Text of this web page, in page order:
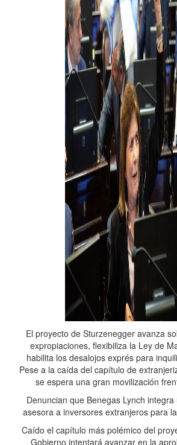
El proyecto de Sturzenegger avanza
expropiaciones, flexibiliza la Ley de
habilita los desalojos exprés para
Pese a la caída del capítulo de
se espera una gran movilización
Denuncian que Benegas Lynch
asesora a inversores extranjeros para
Caído el capítulo más polémico del
Gobierno intentará avanzar en la